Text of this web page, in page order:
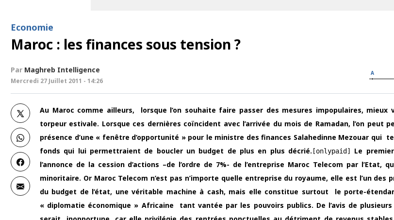
Economie
Maroc : les finances sous tension ?
Par Maghreb Intelligence
Mercredi 27 Juillet 2011 - 14:26
A
Au Maroc comme ailleurs, lorsque l’on souhaite faire passer des mesures impopulaires,
torpeur estivale. Lorsque ces dernières coïncident avec l’arrivée du mois de Ramadan, l’on peut
présence d’une « fenêtre d’opportunité » pour le ministre des finances Salahedinne Mezouar qui
fonds qui lui permettraient de boucler un budget de plus en plus décrié. [onlypaid]
Le
l’annonce de la cession d’actions –de l’ordre de 7%- de l’entreprise Maroc Telecom par l’Etat,
minoritaire. Or Maroc Telecom n’est pas n’importe quelle entreprise du royaume, elle est l’un des
du budget de l’état, une véritable machine à cash, mais elle constitue surtout le porte-
« diplomatie économique » Africaine tant vantée par les pouvoirs publics. De l’avis de